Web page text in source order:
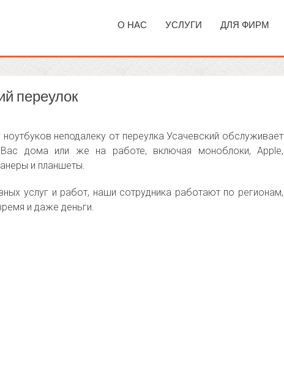
О НАС УСЛУГИ ДЛЯ ФИРМ
переулок
неподалеку от переулка Усачевский обслуживает
дома или же на работе, включая моноблоки, Apple,
и планшеты.
услуг и работ, наши сотрудника работают по регионам,
и даже деньги.